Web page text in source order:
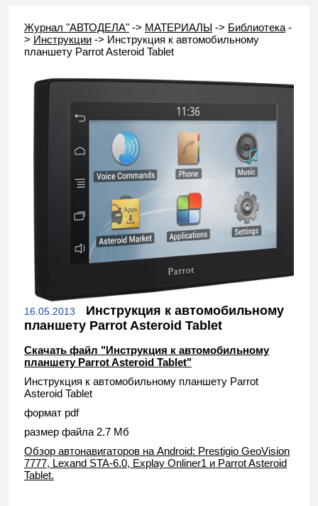
Журнал "АВТОДЕЛА" -> МАТЕРИАЛЫ -> Библиотека -
> Инструкции -> Инструкция к автомобильному
планшету Parrot Asteroid Tablet
16.05.2013
Инструкция к автомобильному
планшету Parrot Asteroid Tablet
Скачать файл "Инструкция к автомобильному
планшету Parrot Asteroid Tablet"
Инструкция к автомобильному планшету Parrot
Asteroid Tablet
формат pdf
размер файла 2.7 Мб
Обзор автонавигаторов на Android: Prestigio GeoVision
7777, Lexand STA-6.0, Explay Onliner1 и Parrot Asteroid
Tablet.